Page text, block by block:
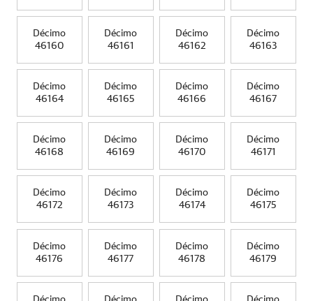
Décimo
46160
Décimo
46161
Décimo
46162
Décimo
46163
Décimo
46164
Décimo
46165
Décimo
46166
Décimo
46167
Décimo
46168
Décimo
46169
Décimo
46170
Décimo
46171
Décimo
46172
Décimo
46173
Décimo
46174
Décimo
46175
Décimo
46176
Décimo
46177
Décimo
46178
Décimo
46179